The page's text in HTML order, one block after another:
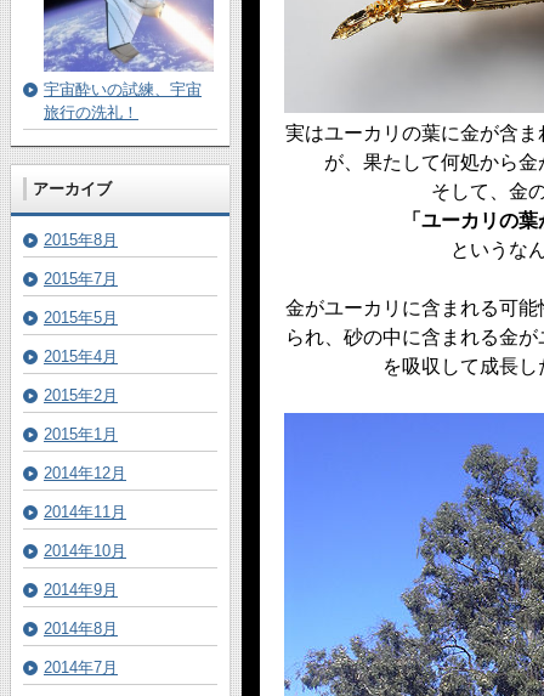
実はユーカリの葉に金が含
が、果たして何処から
そして、金
「ユーカリの葉
というな
金がユーカリに含まれる可
られ、砂の中に含まれる金
を吸収して成長
宇宙酔いの試練、宇宙
旅行の洗礼！
アーカイブ
2015年8月
2015年7月
2015年5月
2015年4月
2015年2月
2015年1月
2014年12月
2014年11月
2014年10月
2014年9月
2014年8月
2014年7月